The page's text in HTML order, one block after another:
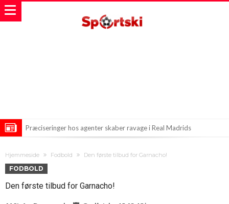
Præciseringer hos agenter skaber ravage i Real Madrids
Mohamed Salah nærmer sig ny klubaftale med Trabzonspor
Hjemmeside Fodbold Den første tilbud for Garnacho!
FODBOLD
Den første tilbud for Garnacho!